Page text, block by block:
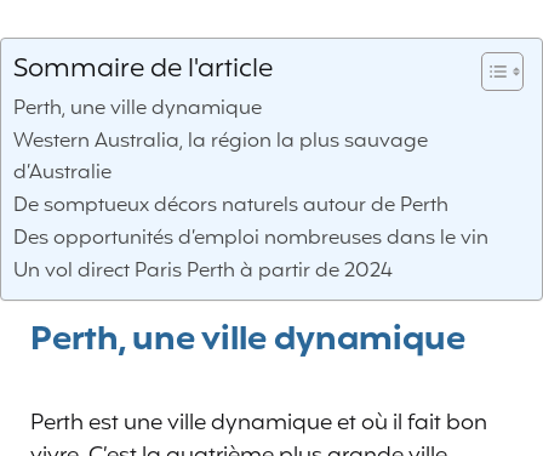
Sommaire de l'article
Perth, une ville dynamique
Western Australia, la région la plus sauvage
d’Australie
De somptueux décors naturels autour de Perth
Des opportunités d’emploi nombreuses dans le vin
Un vol direct Paris Perth à partir de 2024
Perth, une ville dynamique
Perth est une ville dynamique et où il fait bon